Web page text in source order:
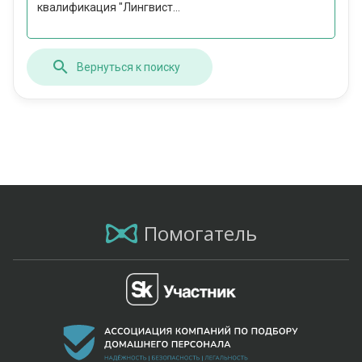
квалификация "Лингвист...
Вернуться к поиску
Помогатель